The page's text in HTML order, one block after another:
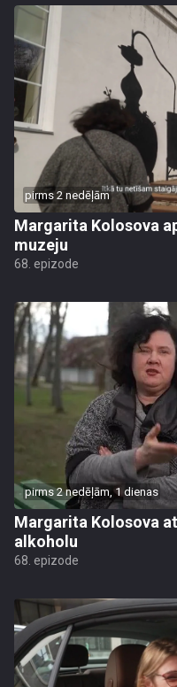
pirms 2 nedēļām
Margarita Kolosova
muzeju
68. epizode
pirms 2 nedēļām, 1 dienas
Margarita Kolosova
alkoholu
68. epizode